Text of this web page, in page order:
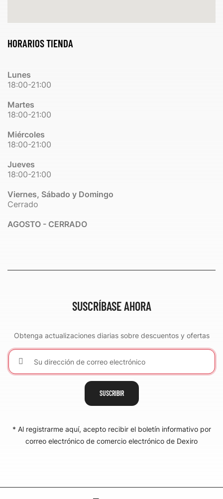
HORARIOS TIENDA
Lunes
18:00-21:00
Martes
18:00-21:00
Miércoles
18:00-21:00
Jueves
18:00-21:00
Viernes, Sábado y Domingo
Cerrado
AGOSTO - CERRADO
SUSCRÍBASE AHORA
Obtenga actualizaciones diarias sobre descuentos y ofertas
SUSCRIBIR
* Al registrarme aquí, acepto recibir el boletín informativo por
correo electrónico de comercio electrónico de Dexiro